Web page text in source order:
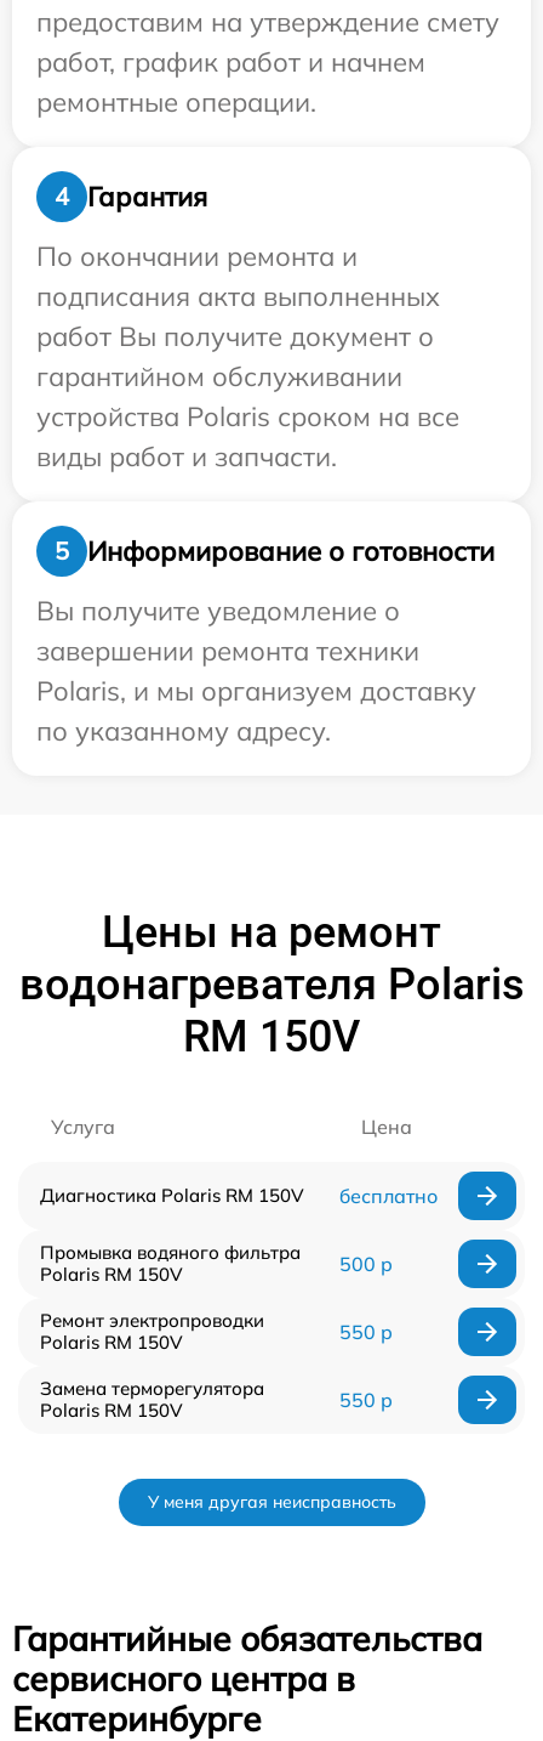
предоставим на утверждение смету
работ, график работ и начнем
ремонтные операции.
4
Гарантия
По окончании ремонта и
подписания акта выполненных
работ Вы получите документ о
гарантийном обслуживании
устройства Polaris сроком на все
виды работ и запчасти.
5
Информирование о готовности
Вы получите уведомление о
завершении ремонта техники
Polaris, и мы организуем доставку
по указанному адресу.
Цены на ремонт
водонагревателя Polaris
RM 150V
Услуга Цена
Диагностика Polaris RM 150V бесплатно
Промывка водяного фильтра
Polaris RM 150V
500 р
Ремонт электропроводки
Polaris RM 150V
550 р
Замена терморегулятора
Polaris RM 150V
550 р
У меня другая неисправность
Гарантийные обязательства
сервисного центра в
Екатеринбурге